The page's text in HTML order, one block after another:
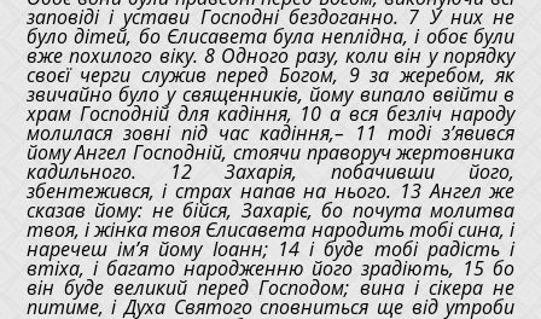
заповіді і устави Господні бездоганно. 7 У них не
було дітей, бо Єлисавета була неплідна, і обоє були
вже похилого віку. 8 Одного разу, коли він у порядку
своєї черги служив перед Богом, 9 за жеребом, як
звичайно було у священників, йому випало ввійти в
храм Господній для кадіння, 10 а вся безліч народу
молилася зовні під час кадіння,– 11 тоді з’явився
йому Ангел Господній, стоячи праворуч жертовника
кадильного. 12 Захарія, побачивши його,
збентежився, і страх напав на нього. 13 Ангел же
сказав йому: не бійся, Захаріє, бо почута молитва
твоя, і жінка твоя Єлисавета народить тобі сина, і
наречеш ім’я йому Іоанн; 14 і буде тобі радість і
втіха, і багато народженню його зрадіють, 15 бо
він буде великий перед Господом; вина і сікера не
питиме, і Духа Святого сповниться ще від утроби